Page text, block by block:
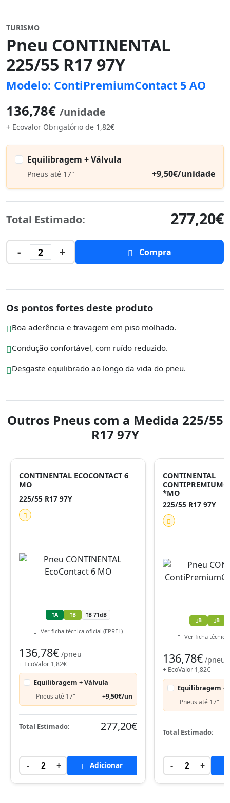
TURISMO
Pneu CONTINENTAL
225/55 R17 97Y
Modelo: ContiPremiumContact 5 AO
136,78€ /unidade
+ Ecovalor Obrigatório de 1,82€
Equilibragem + Válvula
Pneus até 17" +9,50€/unidade
Total Estimado: 277,20€
- 2 + Compra
Os pontos fortes deste produto
Boa aderência e travagem em piso molhado.
Condução confortável, com ruído reduzido.
Desgaste equilibrado ao longo da vida do pneu.
Outros Pneus com a Medida 225/55
R17 97Y
CONTINENTAL ECOCONTACT 6
MO
225/55 R17 97Y
A B B 71dB
Ver ficha técnica oficial (EPREL)
136,78€ /pneu
+ EcoValor 1,82€
Equilibragem + Válvula
Pneus até 17" +9,50€/un
Total Estimado: 277,20€
- 2 + Adicionar
CONTINENTAL
*MO
225/55 R17 97Y
B B
Ver ficha técnica
136,78€ /pneu
+ EcoValor 1,82€
Equilibragem +
Pneus até 17"
Total Estimado:
- 2 +